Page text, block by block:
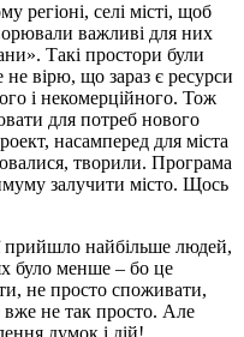
регіоні, селі місті, щоб
важливі для них
Такі простори були
не вірю, що зараз є ресурси
і некомерційного. Тож
для потреб нового
насамперед для міста
творили. Програма
залучити місто. Щось
прийшло найбільше людей,
було менше – бо це
не просто споживати,
не так просто. Але